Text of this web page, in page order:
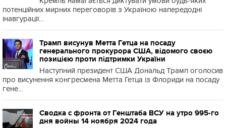
потенційних мирних переговорів з Україною напередодні
інавгурації...
Трамп висунув Метта Гетца на посаду
генерального прокурора США, відомого своєю
позицією проти підтримки України
Наступний президент США Дональд Трамп оголосив
про висунення конгресмена Метта Гетца із Флориди на посаду
гене...
Сводка с фронта от Генштаба ВСУ на утро 995-го
дня войны 14 ноября 2024 года